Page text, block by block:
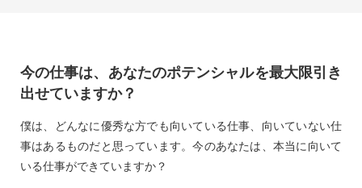
今の仕事は、あなたのポテンシャルを最大限引き
出せていますか？
僕は、どんなに優秀な方でも向いている仕事、向いていない仕
事はあるものだと思っています。今のあなたは、本当に向いて
いる仕事ができていますか？